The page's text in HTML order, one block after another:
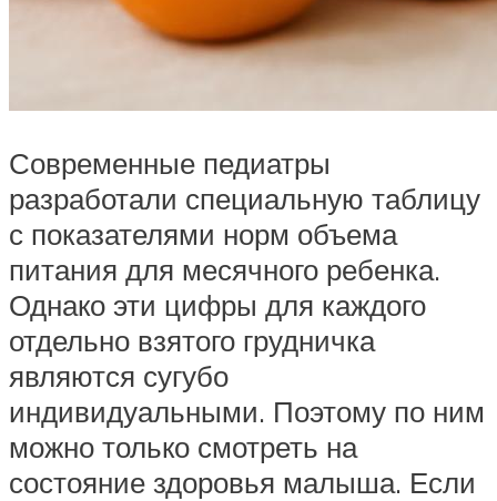
Современные педиатры
разработали специальную таблицу
с показателями норм объема
питания для месячного ребенка.
Однако эти цифры для каждого
отдельно взятого грудничка
являются сугубо
индивидуальными. Поэтому по ним
можно только смотреть на
состояние здоровья малыша. Если